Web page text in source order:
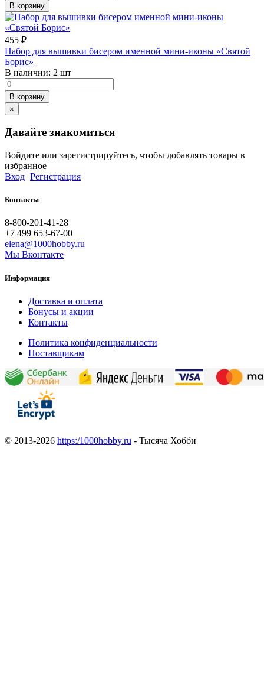
В корзину
455 ₽
Набор для вышивки бисером именной мини-иконы «Святой
Борис»
В наличии: 2 шт
В корзину
×
Давайте знакомиться
Войдите или зарегистрируйтесь, чтобы добавлять товары в
избранное
Вход Регистрация
Контакты
8-800-201-41-28
+7 499 653-67-00
elena@1000hobby.ru
Мы Вконтакте
Информация
Доставка и оплата
Бонусы и акции
Контакты
Политика конфиденциальности
Поставщикам
© 2013-2026 https:/1000hobby.ru - Тысяча Хобби